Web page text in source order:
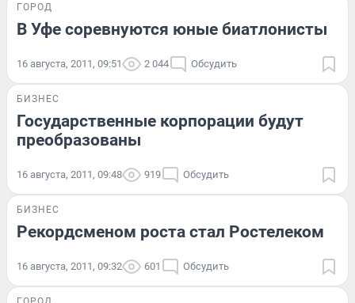
ГОРОД
В Уфе соревнуются юные биатлонисты
16 августа, 2011, 09:51 2 044 Обсудить
БИЗНЕС
Государственные корпорации будут
преобразованы
16 августа, 2011, 09:48 919 Обсудить
БИЗНЕС
Рекордсменом роста стал Ростелеком
16 августа, 2011, 09:32 601 Обсудить